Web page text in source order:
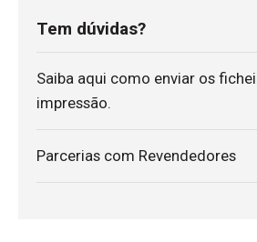
Tem dúvidas?
Saiba aqui como enviar os
impressão.
Parcerias com Revendedores